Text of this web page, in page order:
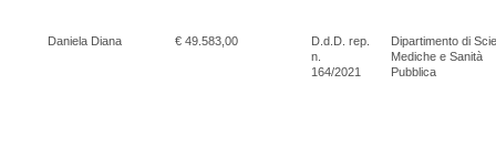
Daniela Diana € 49.583,00
D.d.D. rep.
n.
164/2021
Dipartimento di
Mediche e Sanità
Pubblica